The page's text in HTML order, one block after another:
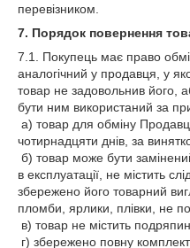
перевізником.
7. Порядок повернення
7.1. Покупець має право
аналогічний у продавця, у
товар не задовольнив його,
бути ним використаний за
а) товар для обміну
чотирнадцяти днів, за
б) товар може бути
в експлуатації, не містить
збережено його товарний
пломби, ярлики, плівки, не
в) товар не містить
г) збережено повну